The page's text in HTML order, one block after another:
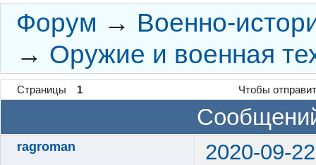
Форум → Военно-
→ Оружие и военная
Страницы 1 Чтобы
ragroman 2020-09-